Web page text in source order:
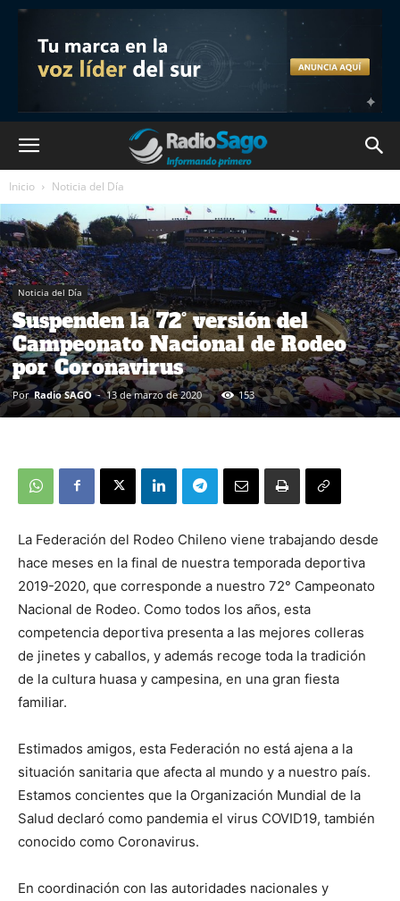
Inicio Noticia del Día
Noticia del Día
Suspenden la 72° versión del
Campeonato Nacional de Rodeo
por Coronavirus
Por Radio SAGO - 13 de marzo de 2020 153
La Federación del Rodeo Chileno viene trabajando desde
hace meses en la final de nuestra temporada deportiva
2019-2020, que corresponde a nuestro 72° Campeonato
Nacional de Rodeo. Como todos los años, esta
competencia deportiva presenta a las mejores colleras
de jinetes y caballos, y además recoge toda la tradición
de la cultura huasa y campesina, en una gran fiesta
familiar.
Estimados amigos, esta Federación no está ajena a la
situación sanitaria que afecta al mundo y a nuestro país.
Estamos concientes que la Organización Mundial de la
Salud declaró como pandemia el virus COVID19, también
conocido como Coronavirus.
En coordinación con las autoridades nacionales y